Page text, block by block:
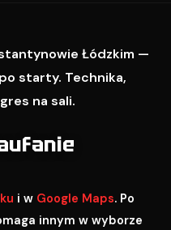
Łódzkim —
starty. Technika,
na sali.
i w Google Maps. Po
innym w wyborze